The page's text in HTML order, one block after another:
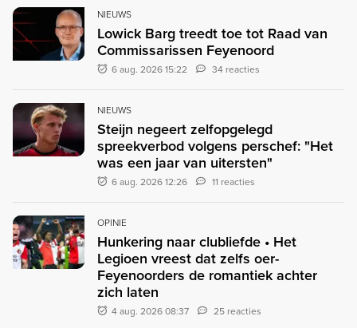
NIEUWS
Lowick Barg treedt toe tot Raad van
Commissarissen Feyenoord
6 aug. 2026 15:22 34 reacties
NIEUWS
Steijn negeert zelfopgelegd
spreekverbod volgens perschef: "Het
was een jaar van uitersten"
6 aug. 2026 12:26 11 reacties
OPINIE
Hunkering naar clubliefde • Het
Legioen vreest dat zelfs oer-
Feyenoorders de romantiek achter
zich laten
4 aug. 2026 08:37 25 reacties